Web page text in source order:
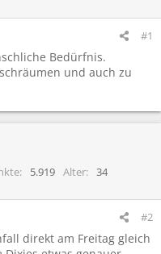
#1
Bedürfnis.
und auch zu
5.919 Alter
34
#2
direkt am Freitag gleich